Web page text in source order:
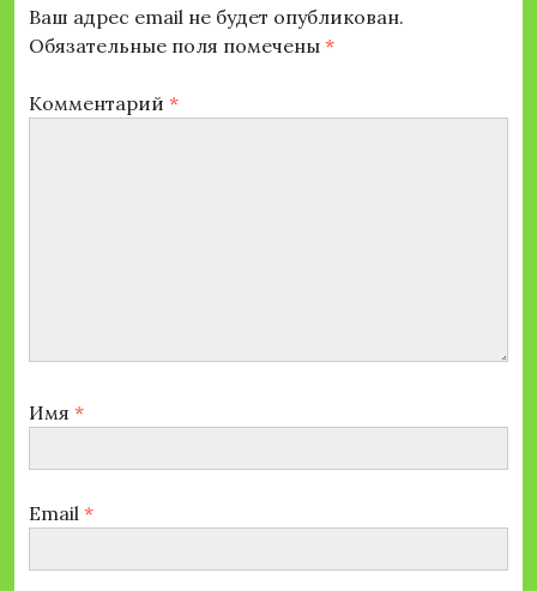
Ваш адрес email не будет опубликован.
Обязательные поля помечены *
Комментарий *
Имя *
Email *